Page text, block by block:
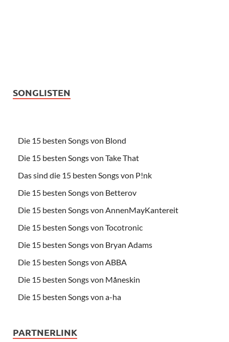
SONGLISTEN
Die 15 besten Songs von Blond
Die 15 besten Songs von Take That
Das sind die 15 besten Songs von P!nk
Die 15 besten Songs von Betterov
Die 15 besten Songs von AnnenMayKantereit
Die 15 besten Songs von Tocotronic
Die 15 besten Songs von Bryan Adams
Die 15 besten Songs von ABBA
Die 15 besten Songs von Måneskin
Die 15 besten Songs von a-ha
PARTNERLINK